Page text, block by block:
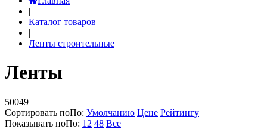
|
Каталог товаров
|
Ленты строительные
Ленты
50049
Сортировать поПо: Умолчанию Цене Рейтингу
Показывать поПо: 12 48 Все